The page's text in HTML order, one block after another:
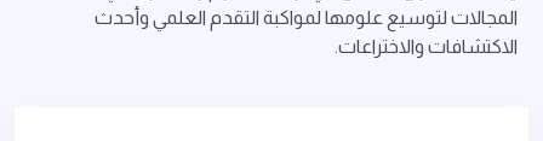
المجالات لتوسيع علومها لمواكبة التقدم العلمي وأحدث
الاكتشافات والاختراعات.